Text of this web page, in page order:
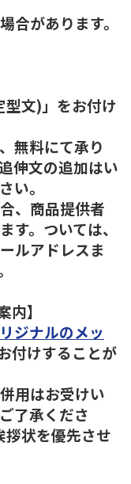
があります。
文)」をお付け
無料にて承り
伸文の追加はい
い。
、商品提供者
す。ついては、
ルアドレスま
内】
ジナルのメッ
付けすることが
用はお受けい
了承くださ
状を優先させ